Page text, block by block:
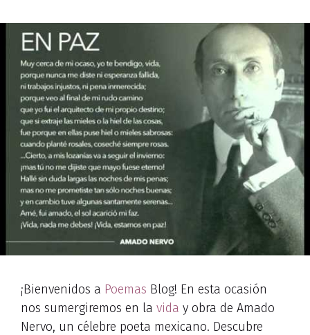
¡Bienvenidos a Poemas Blog! En esta ocasión
nos sumergiremos en la vida y obra de Amado
Nervo, un célebre poeta mexicano. Descubre